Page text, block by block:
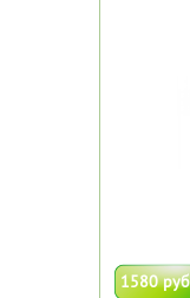
1580 руб